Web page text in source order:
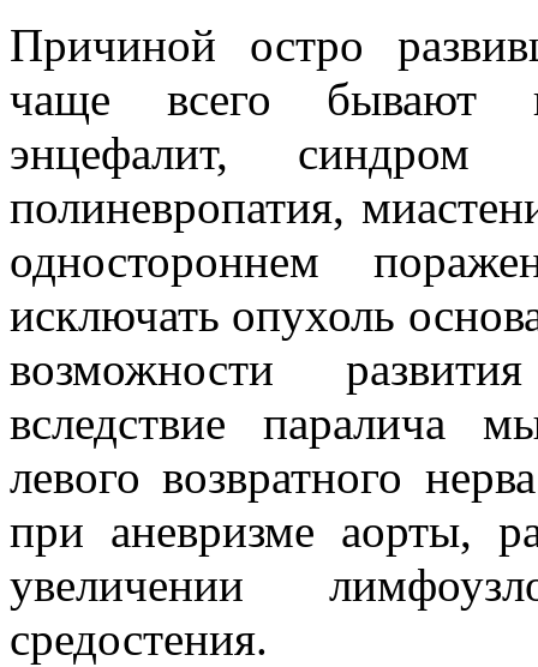
Причиной остро
чаще всего бывают
энцефалит, синдром
полиневропатия,
одностороннем
исключать опухоль
возможности
вследствие паралича
левого возвратного
при аневризме аорты,
увеличении
средостения.